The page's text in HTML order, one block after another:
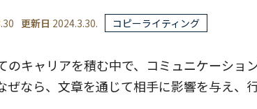
更新日 2024.3.30. コピーライティング
のキャリアを積む中で、コミュニケーショ
ぜなら、文章を通じて相手に影響を与え、